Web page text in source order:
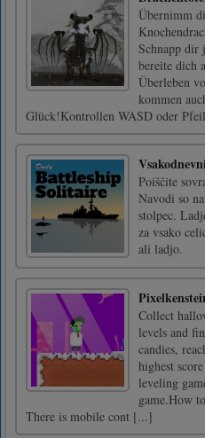
Übernimm
Schnapp dir
bereite dich
Überleben
kommen
Glück!Kontrollen WASD oder
Poiščite
Navodi so
stolpec.
za vsako
ali ladjo.
Collect
levels and
candies,
highest
leveling
game.How
There is mobile cont [...]